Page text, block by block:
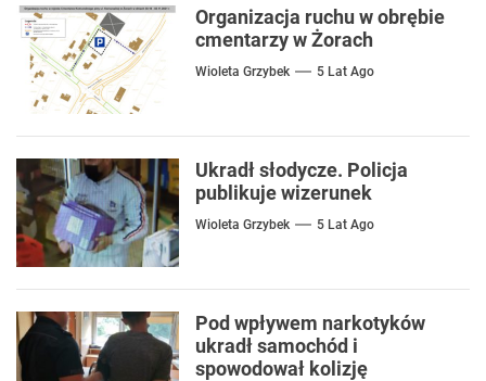
Organizacja ruchu w obrębie
cmentarzy w Żorach
Wioleta Grzybek 5 Lat Ago
Ukradł słodycze. Policja
publikuje wizerunek
Wioleta Grzybek 5 Lat Ago
Pod wpływem narkotyków
ukradł samochód i
spowodował kolizję